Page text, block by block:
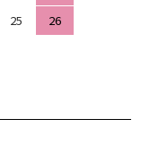
25
26